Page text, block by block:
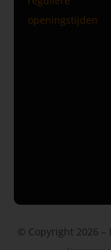
openingstijden
© Copyright 2026 –